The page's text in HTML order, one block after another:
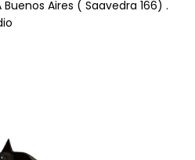
Buenos Aires ( Saavedra 166) .